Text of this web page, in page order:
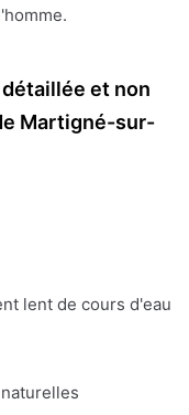
et non
Martigné-sur-
lent de cours d'eau